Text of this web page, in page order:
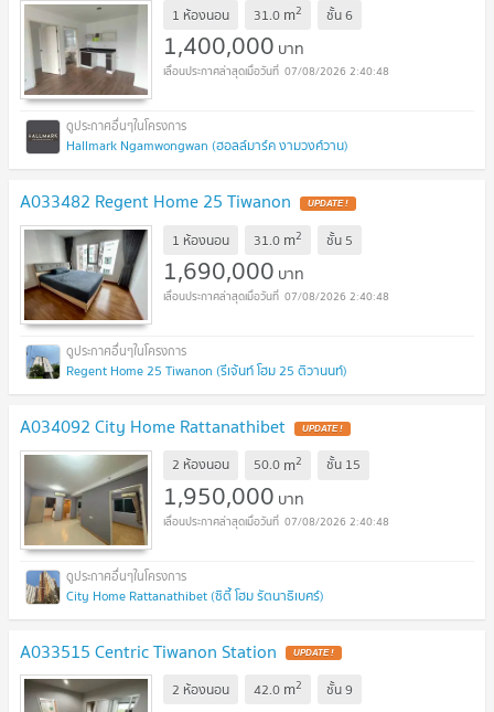
1 ห้องนอน 31.0 m2 ชั้น6
1,400,000 บาท
07/08/2026 2:40:48
Hallmark Ngamwongwan (ฮอลล์มาร์ค งามวงศ์วาน)
A033482 Regent Home 25 Tiwanon UPDATE !
1 ห้องนอน 31.0 m2 ชั้น 5
1,690,000 บาท
07/08/2026 2:40:48
Regent Home 25 Tiwanon (รีเจ้นท์ โฮม 25 ติวานนท์)
A034092 City Home Rattanathibet UPDATE !
2 ห้องนอน 50.0 m2 ชั้น 15
1,950,000 บาท
07/08/2026 2:40:48
City Home Rattanathibet (ซิตี้ โฮม รัตนาธิเบศร์)
A033515 Centric Tiwanon Station UPDATE !
2 ห้องนอน 42.0 m2 ชั้น9